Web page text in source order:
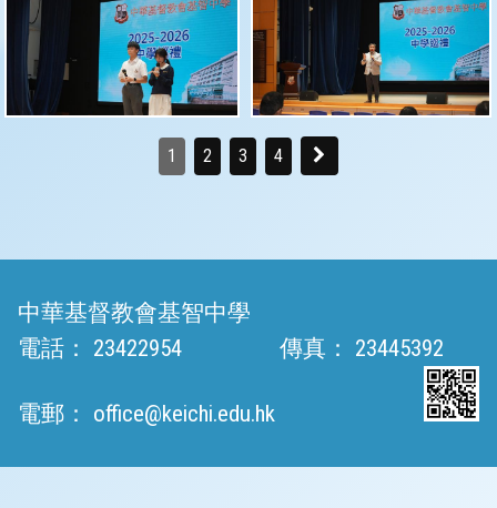
1 2 3 4
中華基督教會基智中學
電話：
23422954 傳真： 23445392
電郵： office@keichi.edu.hk